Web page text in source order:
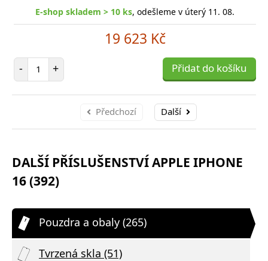
E-shop skladem > 10 ks, odešleme v úterý 11. 08.
19 623 Kč
- Počet položek
+ Přidat do košíku
Předchozí Další
DALŠÍ PŘÍSLUŠENSTVÍ APPLE IPHONE
16 (392)
Pouzdra a obaly (265)
Tvrzená skla (51)